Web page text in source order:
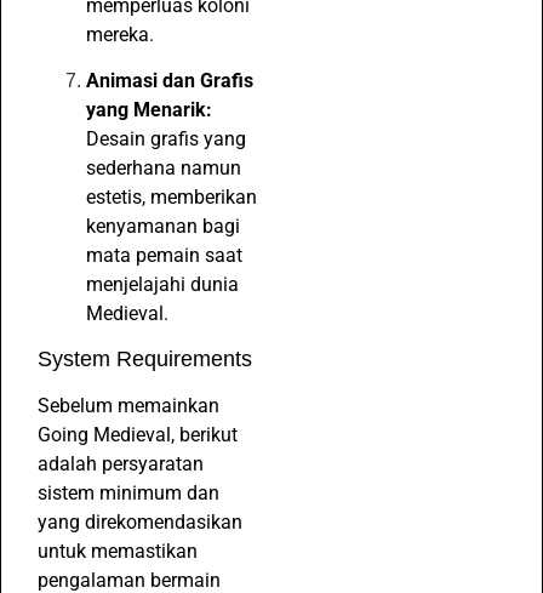
memperluas koloni
mereka.
Animasi dan Grafis
yang Menarik:
Desain grafis yang
sederhana namun
estetis, memberikan
kenyamanan bagi
mata pemain saat
menjelajahi dunia
Medieval.
System Requirements
Sebelum memainkan
Going Medieval, berikut
adalah persyaratan
sistem minimum dan
yang direkomendasikan
untuk memastikan
pengalaman bermain